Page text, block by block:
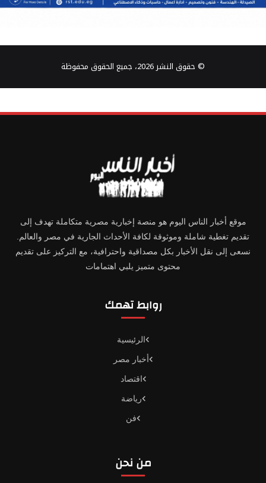
© حقوق النشر 2026، جميع الحقوق محفوظة
موقع أخبار الناس اليوم هو منصة إخبارية مصرية متكاملة تهدف إلى
تقديم تغطية شاملة وموثوقة لكافة الأحداث الجارية في مصر والعالم.
نسعى إلى نقل الأخبار بكل مصداقية واحترافية، مع التركيز على تقديم
محتوى متميز يلبي اهتمامات
روابط تهمك
الرئيسية
أخبار مصر
اقتصاد
رياضة
فن
من نحن